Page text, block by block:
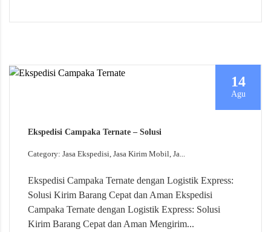
14
Agu
Ekspedisi Campaka Ternate – Solusi
Category: Jasa Ekspedisi, Jasa Kirim Mobil, Ja...
Ekspedisi Campaka Ternate dengan Logistik Express:
Solusi Kirim Barang Cepat dan Aman Ekspedisi
Campaka Ternate dengan Logistik Express: Solusi
Kirim Barang Cepat dan Aman Mengirim...